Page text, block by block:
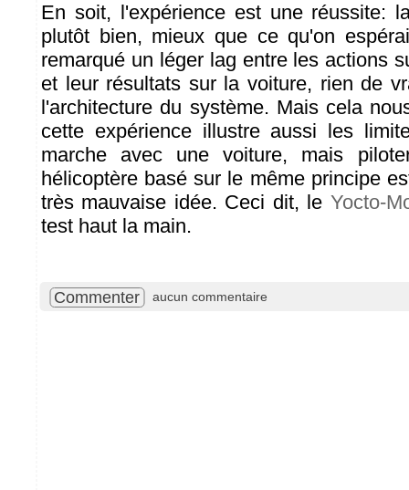
En soit, l'expérience est une réussite:
plutôt bien, mieux que ce qu'on
remarqué un léger lag entre les actions
et leur résultats sur la voiture, rien de
l'architecture du système. Mais cela
cette expérience illustre aussi les
marche avec une voiture, mais
hélicoptère basé sur le même principe
très mauvaise idée. Ceci dit, le Yocto-
test haut la main.
Commenter aucun commentaire